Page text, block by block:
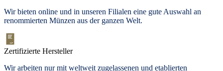
Wir bieten online und in unseren Filialen eine gute Auswahl an
renommierten Münzen aus der ganzen Welt.
Zertifizierte Hersteller
Wir arbeiten nur mit weltweit zugelassenen und etablierten